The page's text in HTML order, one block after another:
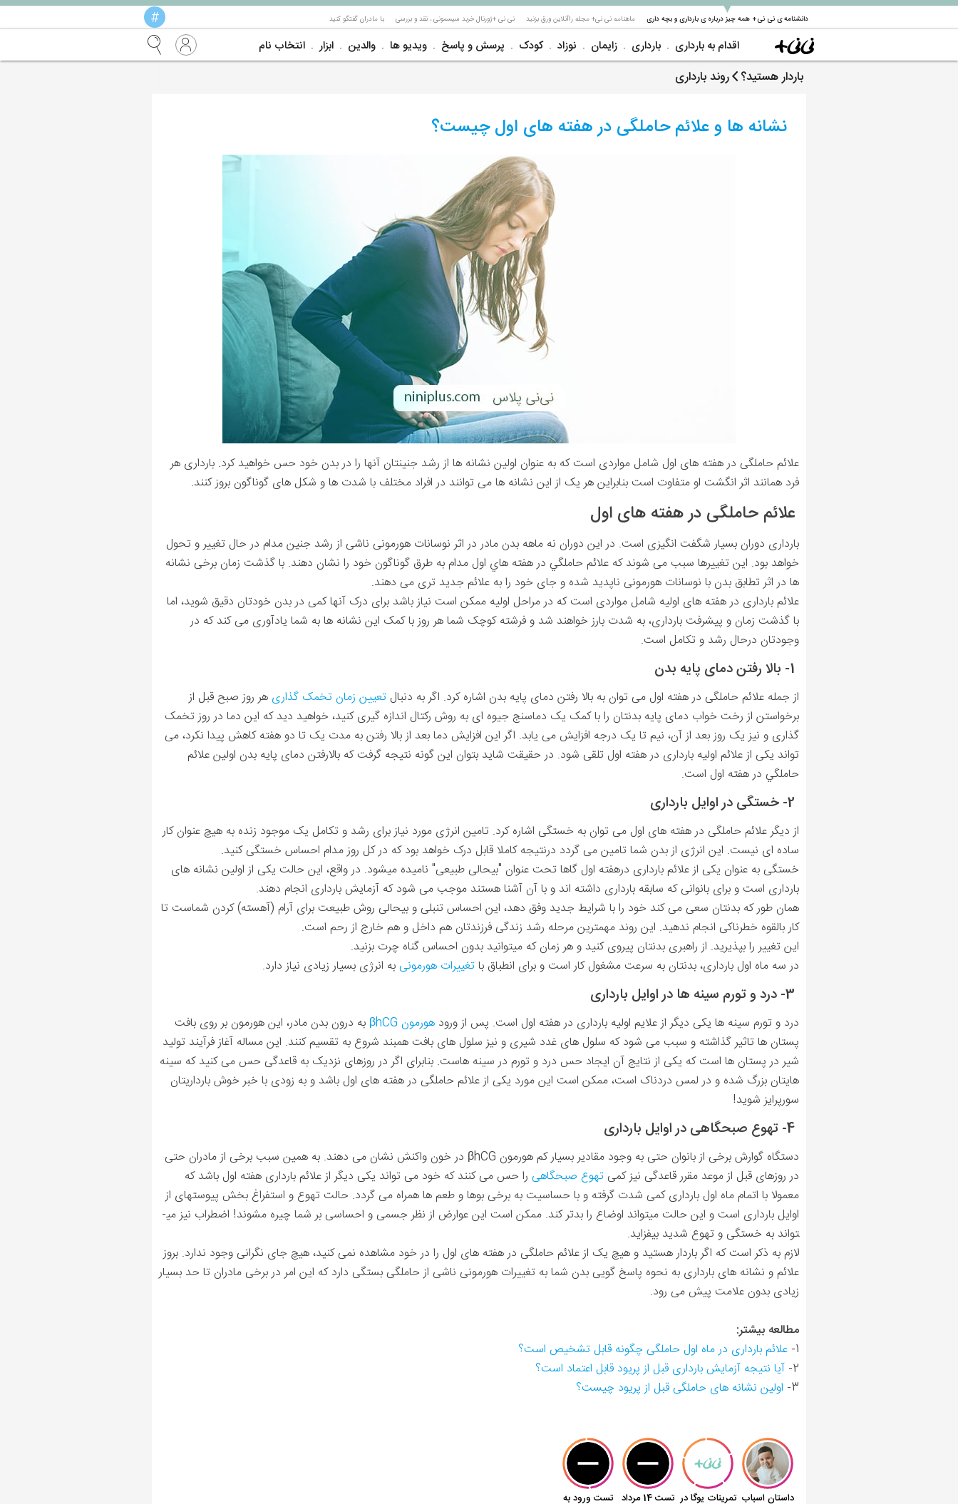
دانشنامه ی نی نی+ همه چیز درباره ی بارداری و بچه داری
▼ ماهنامه نی نی+ مجله راآنلاین ورق بزنید نی نی +ژورنال خربد سیسمونی ، نقد و بررسی با مادران گفتگو کنید #
اقدام به بارداری بارداری زایمان نوزاد کودک پرسش و پاسخ ویدیو ها والدین ابزار انتخاب نام
باردار هستید؟ روند بارداری
نشانه ها و علائم حاملگی در هفته های اول چیست؟
علائم حاملگی در هفته های اول شامل مواردی است که به عنوان اولین نشانه ها از رشد جنینتان آنها را در بدن خود حس خواهید کرد. بارداری هر
فرد همانند اثر انگشت او متفاوت است بنابراین هر یک از این نشانه ها می توانند در افراد مختلف با شدت ها و شکل های گوناگون بروز کنند.
علائم حاملگی در هفته های اول
بارداری دوران بسیار شگفت انگیزی است. در این دوران نه ماهه بدن مادر در اثر نوسانات هورمونی ناشی از رشد جنین مدام در حال تغییر و تحول
خواهد بود. این تغییرها سبب می شوند که علائم حاملگي در هفته هاي اول مدام به طرق گوناگون خود را نشان دهند. با گذشت زمان برخی نشانه
ها در اثر تطابق بدن با نوسانات هورمونی ناپدید شده و جای خود را به علائم جدید تری می دهند.
علائم بارداری در هفته های اولیه شامل مواردی است که در مراحل اولیه ممکن است نیاز باشد برای درک آنها کمی در بدن خودتان دقیق شوید، اما
با گذشت زمان و پیشرفت بارداری، به شدت بارز خواهند شد و فرشته کوچک شما هر روز با کمک این نشانه ها به شما یادآوری می کند که در
وجودتان درحال رشد و تکامل است.
1- بالا رفتن دمای پایه بدن
از جمله علائم حاملگی در هفته اول می توان به بالا رفتن دمای پایه بدن اشاره کرد. اگر به دنبال تعیین زمان تخمک گذاری هر روز صبح قبل از
برخواستن از رخت خواب دمای پایه بدنتان را با کمک یک دماسنج جیوه ای به روش رکتال اندازه گیری کنید، خواهید دید که این دما در روز تخمک
گذاری و نیز یک روز بعد از آن، نیم تا یک درجه افزایش می یابد. اگر این افزایش دما بعد از بالا رفتن به مدت یک تا دو هفته کاهش پیدا نکرد، می
تواند یکی از علائم اولیه بارداری در هفته اول تلقی شود. در حقیقت شاید بتوان این گونه نتیجه گرفت که بالارفتن دمای پایه بدن اولین علائم
حاملگي در هفته اول است.
2- خستگی در اوایل بارداری
از دیگر علائم حاملگی در هفته های اول می توان به خستگی اشاره کرد. تامین انرژی مورد نیاز برای رشد و تکامل یک موجود زنده به هیچ عنوان کار
ساده ای نیست. این انرژی از بدن شما تامین می گردد درنتیجه کاملا قابل درک خواهد بود که در کل روز مدام احساس خستگی کنید.
خستگی به عنوان یکی از علائم بارداری درهفته اول گاها تحت عنوان "بی­حالی طبیعی" نامیده می­شود. در واقع، این حالت یکی از اولین نشانه ها­ی
بارداری است و برای بانوانی که سابقه بارداری داشته اند و با آن آشنا هستند موجب می شود که آزمایش بارداری انجام دهند.
همان طور که بدنتان سعی می کند خود را با شرایط جدید وفق دهد، این احساس تنبلی و بی­حالی روش طبیعت برای آرام (آهسته) کردن شماست تا
کار بالقوه­ خطرناکی انجام ندهید. این روند مهم­ترین مرحله­ رشد زندگی فرزندتان هم داخل و هم خارج از رحم است.
این تغییر را بپذیرید. از راهبری بدنتان پیروی کنید و هر زمان که می­توانید بدون احساس گناه چرت بزنید.
در سه ماه اول بارداری، بدنتان به سرعت مشغول کار است و برای انطباق باتغییرات هورمونی به انرژی بسیار زیادی نیاز دارد.
3- درد و تورم سینه ها در اوایل بارداری
درد و تورم سینه ها یکی دیگر از علایم اولیه بارداری در هفته اول است. پس از ورود هورمون βhCG
به درون بدن مادر، این هورمون بر روی بافت
پستان ها تاثیر گذاشته و سبب می شود که سلول های غدد شیری و نیز سلول های بافت همبند شروع به تقسیم کنند. این مساله آغاز فرآیند تولید
شیر در پستان ها است که یکی از نتایج آن ایجاد حس درد و تورم در سینه هاست. بنابرای اگر در روزهای نزدیک به قاعدگی حس می کنید که سینه
هایتان بزرگ شده و در لمس دردناک است، ممکن است این مورد یکی از علائم حاملگی در هفته های اول باشد و به زودی با خبر خوش بارداریتان
سورپرایز شوید!
4- تهوع صبحگاهی در اوایل بارداری
دستگاه گوارش برخی از بانوان حتی به وجود مقادیر بسیار کم هورمون βhCG در خون واکنش نشان می دهند. به همین سبب برخی از مادران حتی
در روزهای قبل از موعد مقرر قاعدگی نیز کمی تهوع صبحگاهی را حس می کنند که خود می تواند یکی دیگر از علائم بارداری هفته اول باشد که
معمولا با اتمام ماه اول بارداری کمی شدت گرفته و با حساسیت به برخی بوها و طعم ها همراه می گردد. حالت تهوع و استفراغ بخش پیوسته­ای از
اوایل بارداری است و این حالت می­تواند اوضاع را بدتر کند. ممکن است این عوارض از نظر جسمی و احساسی بر شما چیره م­شوند! اضطراب نیز می­
تواند به خستگی و تهوع شدید بیفزاید.
لازم به ذکر است که اگر باردار هستید و هیچ یک از علائم حاملگی در هفته های اول را در خود مشاهده نمی کنید، هیچ جای نگرانی وجود ندارد. بروز
علائم و نشانه های بارداری به نحوه پاسخ گویی بدن شما به تغییرات هورمونی ناشی از حاملگی بستگی دارد که این امر در برخی مادران تا حد بسیار
زیادی بدون علامت پیش می رود.
مطالعه بیشتر:
1- علائم بارداری در ماه اول حاملگی چگونه قابل تشخیص است؟
2- آیا نتیجه آزمایش بارداری قبل از پریود قابل اعتماد است؟
3- اولین نشانه های حاملگی قبل از پریود چیست؟